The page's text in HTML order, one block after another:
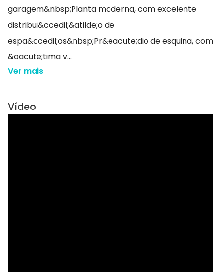
garagem&nbsp;Planta moderna, com excelente
distribui&ccedil;&atilde;o de
espa&ccedil;os&nbsp;Pr&eacute;dio de esquina, com
&oacute;tima v...
Ver mais
Vídeo